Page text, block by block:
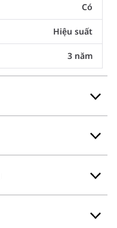
Có
Hiệu suất
3 năm